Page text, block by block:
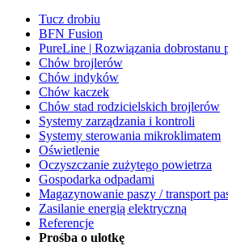
Tucz drobiu
BFN Fusion
PureLine | Rozwiązania dobrostanu
Chów brojlerów
Chów indyków
Chów kaczek
Chów stad rodzicielskich brojlerów
Systemy zarządzania i kontroli
Systemy sterowania mikroklimatem
Oświetlenie
Oczyszczanie zużytego powietrza
Gospodarka odpadami
Magazynowanie paszy / transport
Zasilanie energią elektryczną
Referencje
Prośba o ulotkę